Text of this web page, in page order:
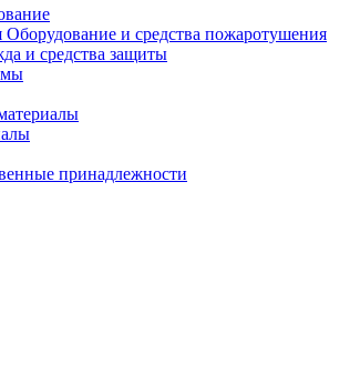
Оборудование и средства пожаротушения
и средства защиты
принадлежности